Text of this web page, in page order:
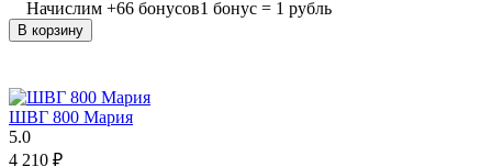
Начислим +66 бонусов1 бонус = 1 рубль
В корзину
ШВГ 800 Мария
5.0
4 210 ₽